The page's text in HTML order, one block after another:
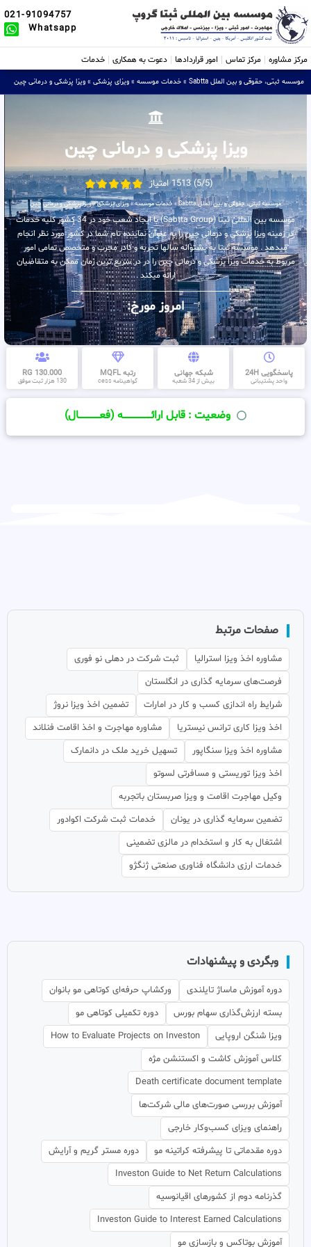
021-91094757
Whatsapp
مرکز مشاوره مرکز تماس امور قراردادها دعوت به همکاری خدمات
موسسه ثبتی، حقوقی و بین الملل Sabtta » خدمات موسسه » ویزای پزشکی » ویزا پزشکی و درمانی چین
ویزا پزشکی و درمانی چین
(5/5) 1513 امتیاز
موسسه ثبتی، حقوقی و بین الملل Sabtta » خدمات موسسه»ویزای پزشکی»ویزا پزشکی و درمانی چین
موسسه بین المللی ثبتا (Sabtta Group) با ایجاد شعب خود در 34 کشور کلیه خدمات
در زمینه ویزا پزشکی و درمانی چین را به عنوان نماینده تام شما در کشور مورد نظر انجام
میدهد . موسسه ثبتا به پشتوانه سالها تجربه و کادر مجرب و متخصص تمامی امور
مربوط به خدمات ویزا پزشکی و درمانی چین را در در سریع ترین زمان ممکن به متقاضیان
ارائه میکند .
امروز مورخ:
پاسخگویی 24H
واحد پشتیبانی
شبکه جهانی
بیش از 34 شعبه
رتبه MQFL
گواهینامه cess
130.000 RG
130 هزار ثبت موفق
وضعیت : قابل ارائــــــــــــــــــــه (فعـــــــــــــــال)
صفحات مرتبط
مشاوره اخذ ویزا استرالیا
ثبت شرکت در دهلی نو فوری
فرصت‌های سرمایه گذاری در انگلستان
شرایط راه اندازی کسب و کار در امارات
تضمین اخذ ویزا نروژ
اخذ ویزا کاری ترانس نیستریا
مشاوره مهاجرت و اخذ اقامت فنلاند
مشاوره اخذ ویزا سنگاپور
تسهیل خرید ملک در دانمارک
اخذ ویزا توریستی و مسافرتی لسوتو
وکیل مهاجرت اقامت و ویزا صربستان باتجربه
تضمین سرمایه گذاری در یونان
خدمات ثبت شرکت اکوادور
اشتغال به کار و استخدام در مالزی تضمینی
خدمات ارزی دانشگاه فناوری صنعتی ژنگژو
وبگردی و پیشنهادات
دوره آموزش ماساژ تایلندی
ورکشاپ حرفه‌ای کوتاهی مو بانوان
بسته ارزش‌گذاری سهام بورس
دوره تکمیلی کوتاهی مو
ویزا شنگن اروپایی
How to Evaluate Projects on Investon
کلاس آموزش کاشت و اکستنشن مژه
Death certificate document template
آموزش بررسی صورت‌های مالی شرکت‌ها
راهنمای ویزای کسب‌وکار خارجی
دوره مقدماتی تا پیشرفته کراتینه مو
دوره مستر گریم و آرایش
Investon Guide to Net Return Calculations
گذرنامه دوم از کشورهای اقیانوسیه
Investon Guide to Interest Earned Calculations
آموزش بوتاکس و بازسازی مو